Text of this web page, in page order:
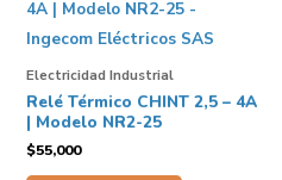
Electricidad Industrial
Relé Térmico CHINT 2,5 – 4A
| Modelo NR2-25
$55,000